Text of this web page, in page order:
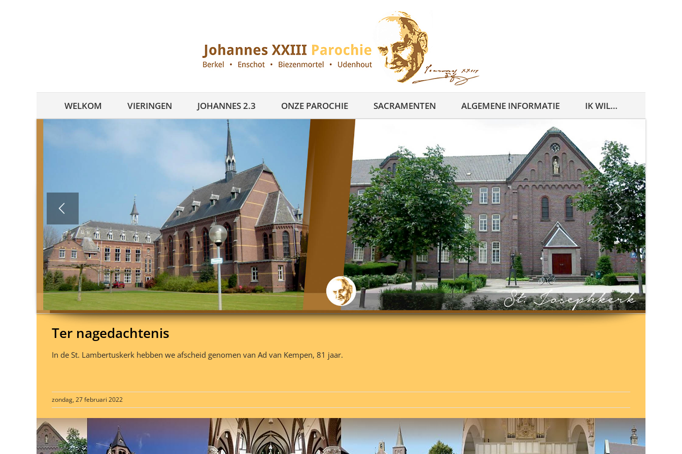
WELKOM VIERINGEN JOHANNES 2.3 ONZE PAROCHIE SACRAMENTEN ALGEMENE INFORMATIE IK WIL…
Ter nagedachtenis
In de St. Lambertuskerk hebben we afscheid genomen van Ad van Kempen, 81 jaar.
zondag, 27 februari 2022